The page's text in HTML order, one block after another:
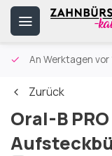
An Werktagen
Zurück
Oral-B